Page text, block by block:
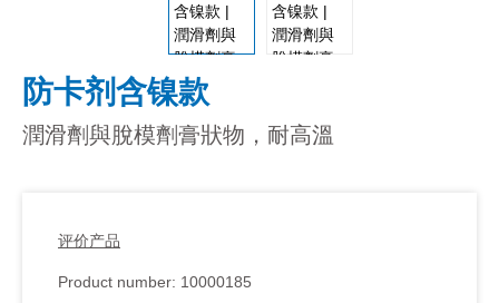
防卡剂含镍款
潤滑劑與脫模劑膏狀物，耐高溫
评价产品
Product number: 10000185